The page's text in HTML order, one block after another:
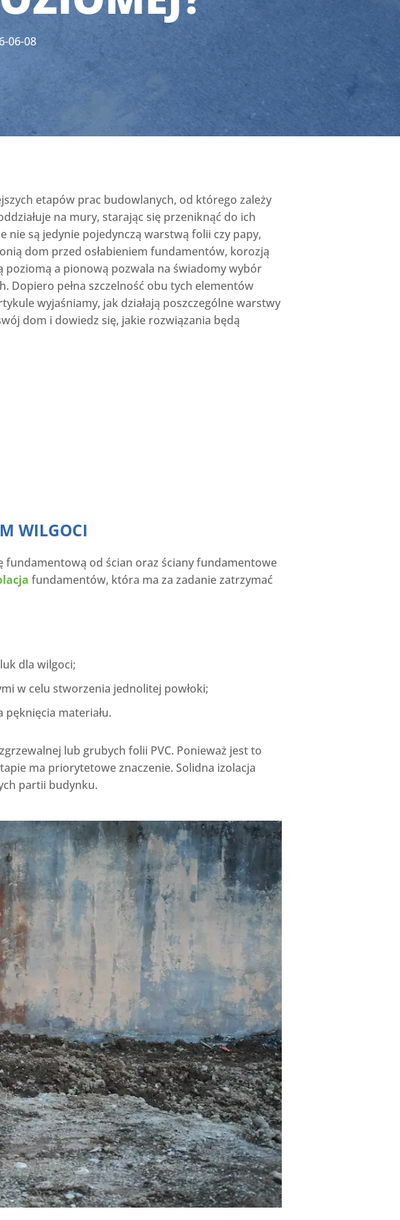
06-08
etapów prac budowlanych, od którego zależy
na mury, starając się przeniknąć do ich
są jedynie pojedynczą warstwą folii czy papy,
dom przed osłabieniem fundamentów, korozją
a pionową pozwala na świadomy wybór
pełna szczelność obu tych elementów
wyjaśniamy, jak działają poszczególne warstwy
dom i dowiedz się, jakie rozwiązania będą
WILGOCI
od ścian oraz ściany fundamentowe
fundamentów, która ma za zadanie zatrzymać
dla wilgoci;
w celu stworzenia jednolitej powłoki;
materiału.
lub grubych folii PVC. Ponieważ jest to
ma priorytetowe znaczenie. Solidna izolacja
partii budynku.